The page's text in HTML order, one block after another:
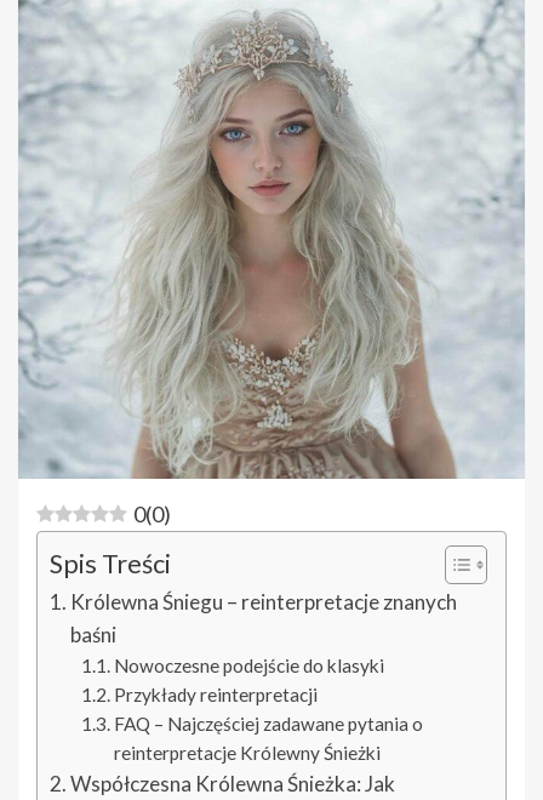
0(0)
Spis Treści
Królewna Śniegu – reinterpretacje znanych
baśni
Nowoczesne podejście do klasyki
Przykłady reinterpretacji
FAQ – Najczęściej zadawane pytania o
reinterpretacje Królewny Śnieżki
Współczesna Królewna Śnieżka: Jak